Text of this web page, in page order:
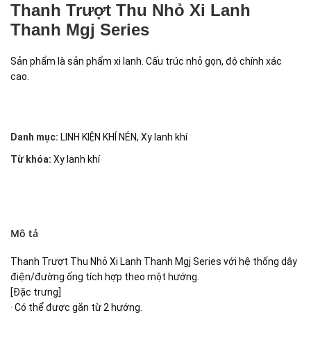
Thanh Trượt Thu Nhỏ Xi Lanh
Thanh Mgj Series
Sản phẩm là sản phẩm xi lanh. Cấu trúc nhỏ gọn, độ chính xác
cao.
Danh mục: LINH KIỆN KHÍ NÉN, Xy lanh khí
Từ khóa: Xy lanh khí
Mô tả
Thanh Trượt Thu Nhỏ Xi Lanh Thanh Mgj Series với hệ thống dây
điện/đường ống tích hợp theo một hướng.
[Đặc trưng]
· Có thể được gắn từ 2 hướng.